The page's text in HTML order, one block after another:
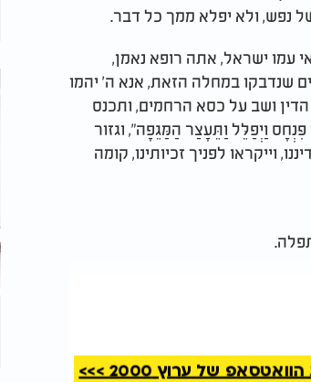
נפש, ולא יפלא ממך כל דבר.
עמו ישראל, אתה רופא נאמן,
שנדבקו במחלה הזאת, אנא ה' יהמו
ושב על כסא הרחמים, ותכנס
וַיְפַלֵּל וַתֵּעָצַר הַמַּגֵּפָה", וגזור
וייקראו לפניך זכיותינו, קומה
של ערוץ 2000 >>>